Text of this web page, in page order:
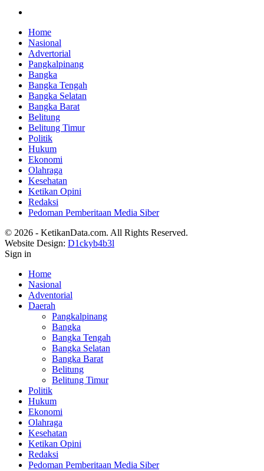
Home
Nasional
Advertorial
Pangkalpinang
Bangka
Bangka Tengah
Bangka Selatan
Bangka Barat
Belitung
Belitung Timur
Politik
Hukum
Ekonomi
Olahraga
Kesehatan
Ketikan Opini
Redaksi
Pedoman Pemberitaan Media Siber
© 2026 - KetikanData.com. All Rights Reserved.
Website Design: D1ckyb4b3l
Sign in
Home
Nasional
Adventorial
Daerah
Pangkalpinang
Bangka
Bangka Tengah
Bangka Selatan
Bangka Barat
Belitung
Belitung Timur
Politik
Hukum
Ekonomi
Olahraga
Kesehatan
Ketikan Opini
Redaksi
Pedoman Pemberitaan Media Siber